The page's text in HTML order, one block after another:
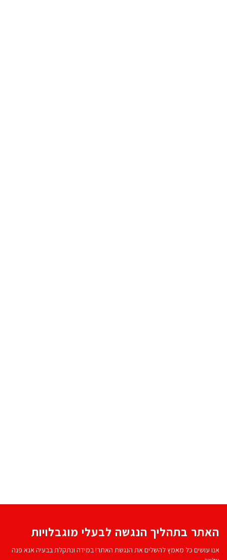
האתר בתהליך הנגשה לבעלי מוגבלויות
אנו עושים כל מאמץ להשלים את הנגשת האתר! במידה ונתקלת בבעיה אנא פנה